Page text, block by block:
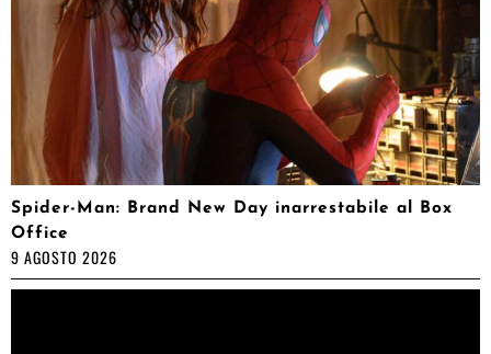
Spider-Man: Brand New Day inarrestabile al Box
Office
9 AGOSTO 2026